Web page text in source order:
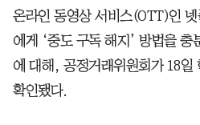
온라인 동영상 서비스(OTT)인
에게 ‘중도 구독 해지’ 방법을 충
에 대해, 공정거래위원회가 18일
확인됐다.